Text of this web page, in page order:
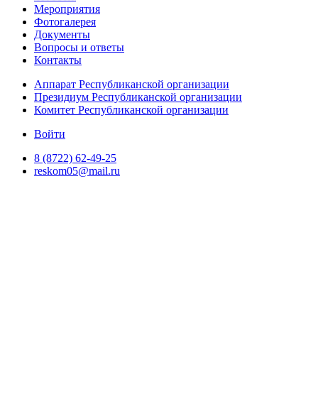
Мероприятия
Фотогалерея
Документы
Вопросы и ответы
Контакты
Аппарат Республиканской организации
Президиум Республиканской организации
Комитет Республиканской организации
Войти
8 (8722) 62-49-25
reskom05@mail.ru